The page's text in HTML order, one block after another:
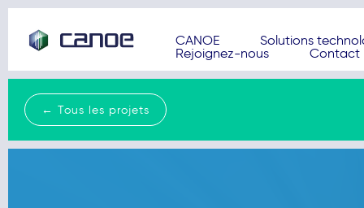
CANOE
Solutions
Rejoignez-nous
Contact
← Tous les projets